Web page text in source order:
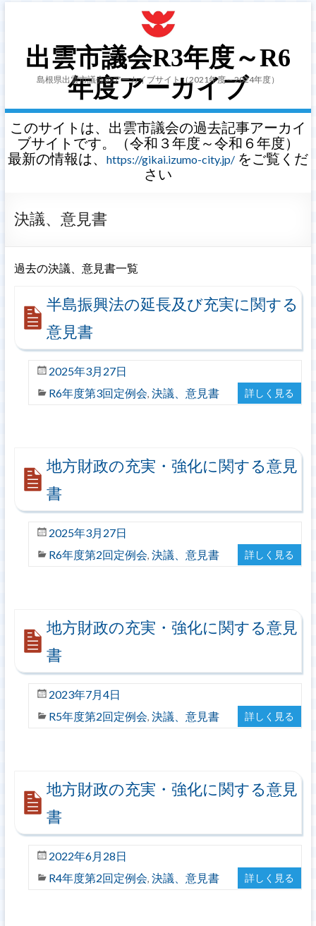
出雲市議会R3年度～R6
年度アーカイブ
島根県出雲市議会のアーカイブサイト（2021年度～2024年度）
このサイトは、出雲市議会の過去記事アーカイ
ブサイトです。（令和３年度～令和６年度）
最新の情報は、
https://gikai.izumo-city.jp/をご覧くだ
さい
決議、意見書
過去の決議、意見書一覧
半島振興法の延長及び充実に関する
意見書
2025年3月27日
R6年度第3回定例会, 決議、意見書 詳しく見る
地方財政の充実・強化に関する意見
書
2025年3月27日
R6年度第2回定例会, 決議、意見書 詳しく見る
地方財政の充実・強化に関する意見
書
2023年7月4日
R5年度第2回定例会, 決議、意見書 詳しく見る
地方財政の充実・強化に関する意見
書
2022年6月28日
R4年度第2回定例会, 決議、意見書 詳しく見る